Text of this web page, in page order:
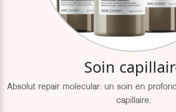
Soin
Absolut repair molecular: un soin en
capillaire.